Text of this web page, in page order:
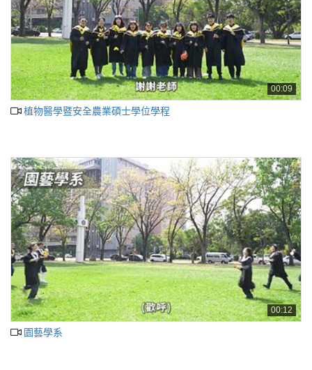
00:09
植物醫學暨安全農業碩士學位學程
00:12
園藝學系